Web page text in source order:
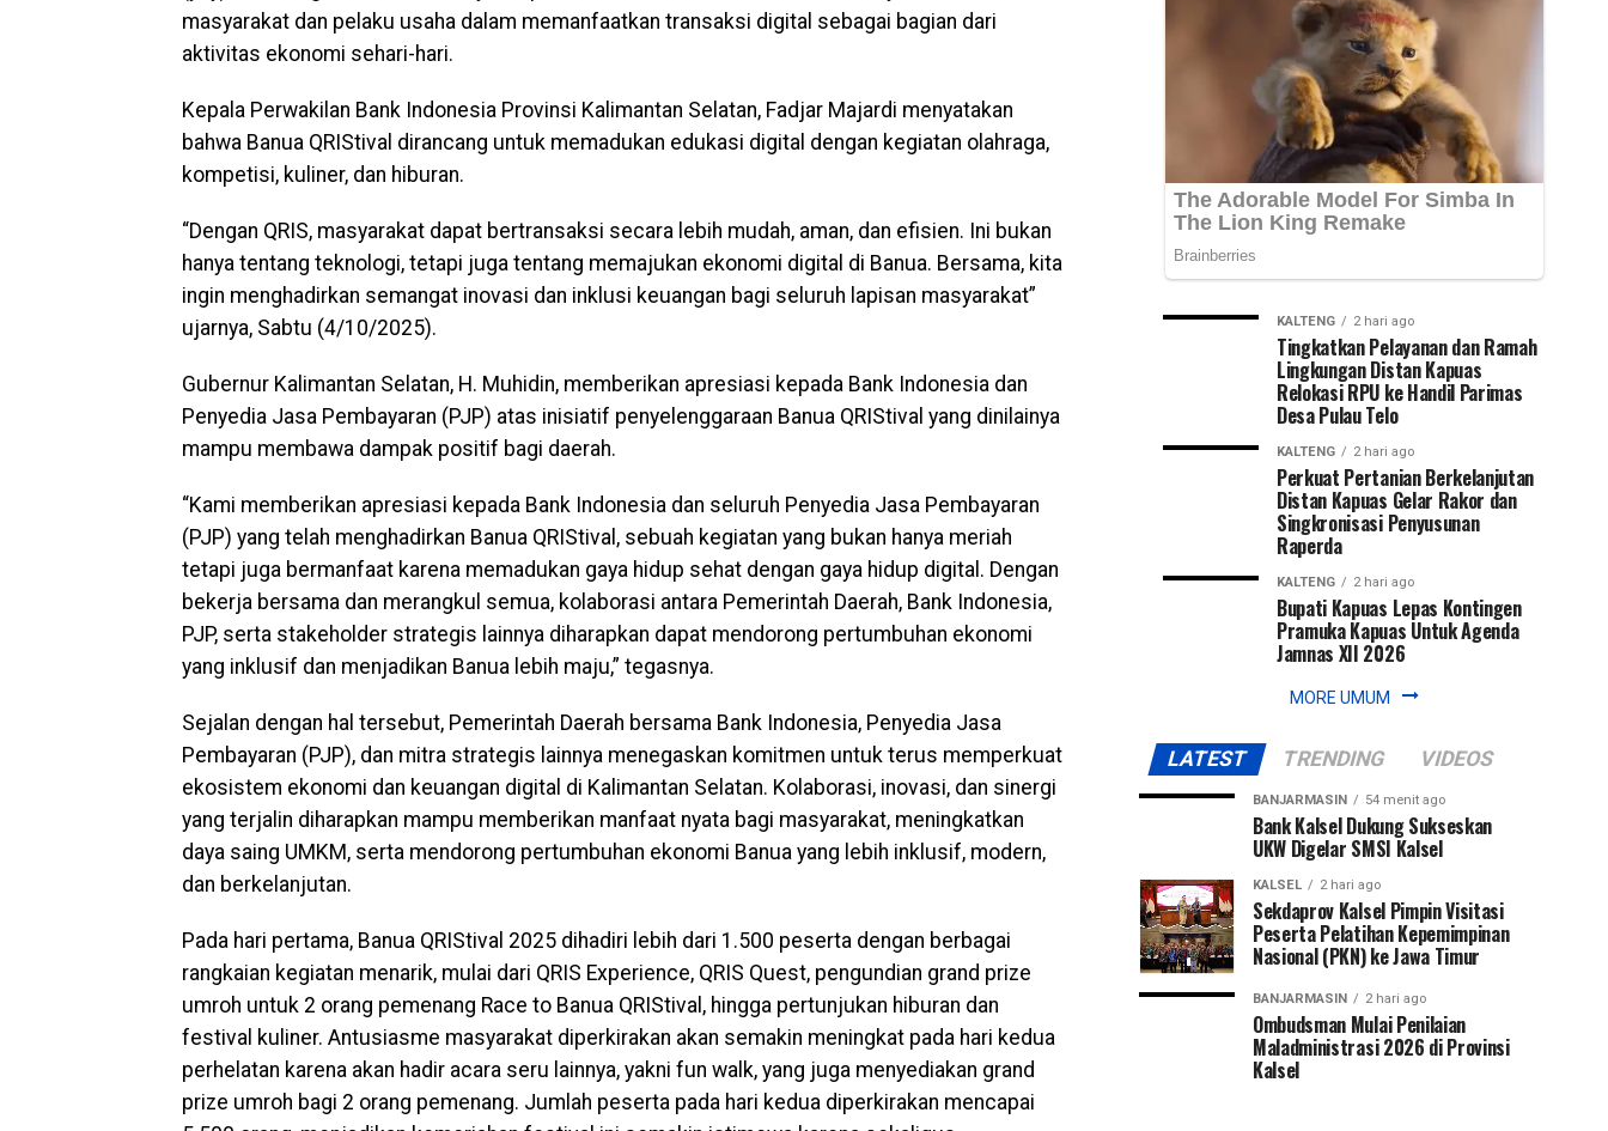
masyarakat dan pelaku usaha dalam memanfaatkan transaksi digital sebagai bagian dari
aktivitas ekonomi sehari-hari.
Kepala Perwakilan Bank Indonesia Provinsi Kalimantan Selatan, Fadjar Majardi menyatakan
bahwa Banua QRIStival dirancang untuk memadukan edukasi digital dengan kegiatan olahraga,
kompetisi, kuliner, dan hiburan.
“Dengan QRIS, masyarakat dapat bertransaksi secara lebih mudah, aman, dan efisien. Ini bukan
hanya tentang teknologi, tetapi juga tentang memajukan ekonomi digital di Banua. Bersama, kita
ingin menghadirkan semangat inovasi dan inklusi keuangan bagi seluruh lapisan masyarakat”
ujarnya, Sabtu (4/10/2025).
Gubernur Kalimantan Selatan, H. Muhidin, memberikan apresiasi kepada Bank Indonesia dan
Penyedia Jasa Pembayaran (PJP) atas inisiatif penyelenggaraan Banua QRIStival yang dinilainya
mampu membawa dampak positif bagi daerah.
“Kami memberikan apresiasi kepada Bank Indonesia dan seluruh Penyedia Jasa Pembayaran
(PJP) yang telah menghadirkan Banua QRIStival, sebuah kegiatan yang bukan hanya meriah
tetapi juga bermanfaat karena memadukan gaya hidup sehat dengan gaya hidup digital. Dengan
bekerja bersama dan merangkul semua, kolaborasi antara Pemerintah Daerah, Bank Indonesia,
PJP, serta stakeholder strategis lainnya diharapkan dapat mendorong pertumbuhan ekonomi
yang inklusif dan menjadikan Banua lebih maju,” tegasnya.
Sejalan dengan hal tersebut, Pemerintah Daerah bersama Bank Indonesia, Penyedia Jasa
Pembayaran (PJP), dan mitra strategis lainnya menegaskan komitmen untuk terus memperkuat
ekosistem ekonomi dan keuangan digital di Kalimantan Selatan. Kolaborasi, inovasi, dan sinergi
yang terjalin diharapkan mampu memberikan manfaat nyata bagi masyarakat, meningkatkan
daya saing UMKM, serta mendorong pertumbuhan ekonomi Banua yang lebih inklusif, modern,
dan berkelanjutan.
Pada hari pertama, Banua QRIStival 2025 dihadiri lebih dari 1.500 peserta dengan berbagai
rangkaian kegiatan menarik, mulai dari QRIS Experience, QRIS Quest, pengundian grand prize
umroh untuk 2 orang pemenang Race to Banua QRIStival, hingga pertunjukan hiburan dan
festival kuliner. Antusiasme masyarakat diperkirakan akan semakin meningkat pada hari kedua
perhelatan karena akan hadir acara seru lainnya, yakni fun walk, yang juga menyediakan grand
prize umroh bagi 2 orang pemenang. Jumlah peserta pada hari kedua diperkirakan mencapai
Nasional
(PKN)
ke
Jawa
Timur
Kepemimpinan...
KALTENG 2 hari ago
Tingkatkan Pelayanan dan Ramah
Lingkungan Distan Kapuas
Relokasi RPU ke Handil Parimas
Desa Pulau Telo
KALTENG 2 hari ago
Perkuat Pertanian Berkelanjutan
Distan Kapuas Gelar Rakor dan
Singkronisasi Penyusunan
Raperda
KALTENG 2 hari ago
Bupati Kapuas Lepas Kontingen
Pramuka Kapuas Untuk Agenda
Jamnas XII 2026
MORE UMUM
LATEST TRENDING VIDEOS
BANJARMASIN 54 menit ago
Bank Kalsel Dukung Sukseskan
UKW Digelar SMSI Kalsel
KALSEL 2 hari ago
Sekdaprov Kalsel Pimpin Visitasi
Peserta Pelatihan Kepemimpinan
Nasional (PKN) ke Jawa Timur
BANJARMASIN 2 hari ago
Ombudsman Mulai Penilaian
Maladministrasi 2026 di Provinsi
Kalsel